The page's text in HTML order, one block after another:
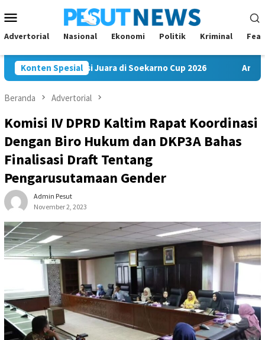
ke
kontenMobile
Advertorial Nasional Ekonomi Politik Kriminal
Konten Spesial
FC Bawa Misi Juara di Soekarno Cup 2026 Andi Satya
Beranda Advertorial
Komisi IV DPRD Kaltim Rapat Koordinasi
Dengan Biro Hukum dan DKP3A Bahas
Finalisasi Draft Tentang
Pengarusutamaan Gender
Admin Pesut
November 2, 2023